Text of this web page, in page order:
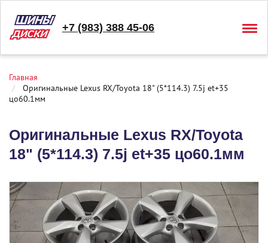
+7 (983) 388 45-06
Главная
Оригинальные Lexus RX/Toyota 18" (5*114.3) 7.5j et+35
цо60.1мм
Оригинальные Lexus RX/Toyota
18" (5*114.3) 7.5j et+35 цо60.1мм